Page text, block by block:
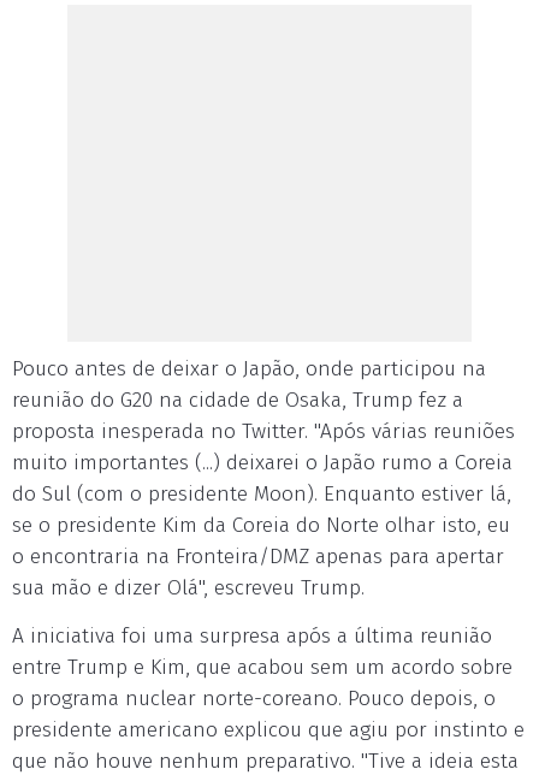
Pouco antes de deixar o Japão, onde participou na
reunião do G20 na cidade de Osaka, Trump fez a
proposta inesperada no Twitter. "Após várias reuniões
muito importantes (...) deixarei o Japão rumo a Coreia
do Sul (com o presidente Moon). Enquanto estiver lá,
se o presidente Kim da Coreia do Norte olhar isto, eu
o encontraria na Fronteira/DMZ apenas para apertar
sua mão e dizer Olá", escreveu Trump.
A iniciativa foi uma surpresa após a última reunião
entre Trump e Kim, que acabou sem um acordo sobre
o programa nuclear norte-coreano. Pouco depois, o
presidente americano explicou que agiu por instinto e
que não houve nenhum preparativo. "Tive a ideia esta